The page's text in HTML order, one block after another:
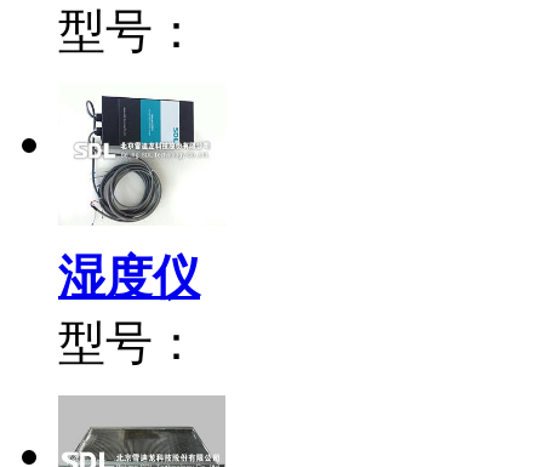
型号：
湿度仪
型号：